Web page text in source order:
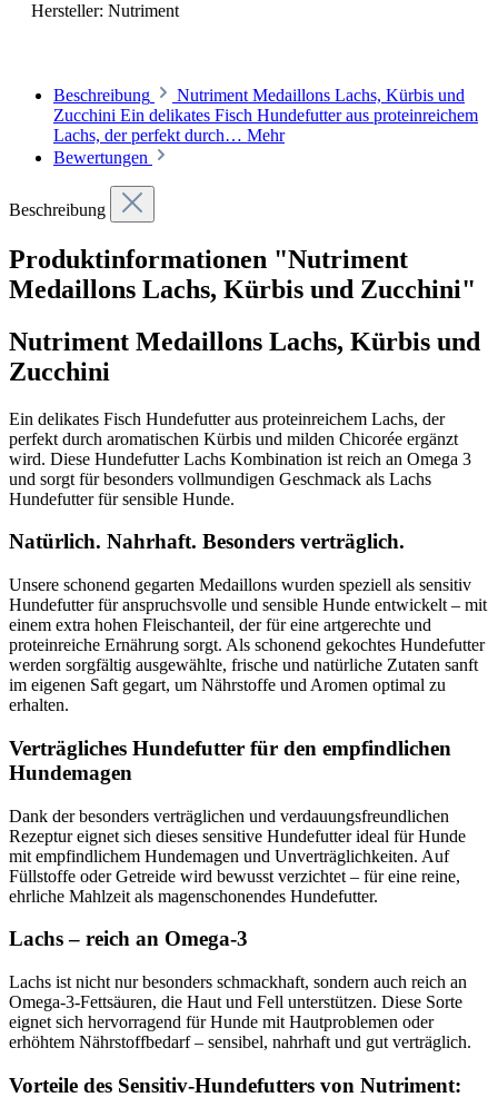
Hersteller: Nutriment
Beschreibung
Nutriment Medaillons Lachs, Kürbis und
Zucchini Ein delikates Fisch Hundefutter aus proteinreichem
Lachs, der perfekt durch… Mehr
Bewertungen
Beschreibung
Produktinformationen "Nutriment
Medaillons Lachs, Kürbis und Zucchini"
Nutriment Medaillons Lachs, Kürbis und
Zucchini
Ein delikates Fisch Hundefutter aus proteinreichem Lachs, der
perfekt durch aromatischen Kürbis und milden Chicorée ergänzt
wird. Diese Hundefutter Lachs Kombination ist reich an Omega 3
und sorgt für besonders vollmundigen Geschmack als Lachs
Hundefutter für sensible Hunde.
Natürlich. Nahrhaft. Besonders verträglich.
Unsere schonend gegarten Medaillons wurden speziell als sensitiv
Hundefutter für anspruchsvolle und sensible Hunde entwickelt – mit
einem extra hohen Fleischanteil, der für eine artgerechte und
proteinreiche Ernährung sorgt. Als schonend gekochtes Hundefutter
werden sorgfältig ausgewählte, frische und natürliche Zutaten sanft
im eigenen Saft gegart, um Nährstoffe und Aromen optimal zu
erhalten.
Verträgliches Hundefutter für den empfindlichen
Hundemagen
Dank der besonders verträglichen und verdauungsfreundlichen
Rezeptur eignet sich dieses sensitive Hundefutter ideal für Hunde
mit empfindlichem Hundemagen und Unverträglichkeiten. Auf
Füllstoffe oder Getreide wird bewusst verzichtet – für eine reine,
ehrliche Mahlzeit als magenschonendes Hundefutter.
Lachs – reich an Omega-3
Lachs ist nicht nur besonders schmackhaft, sondern auch reich an
Omega-3-Fettsäuren, die Haut und Fell unterstützen. Diese Sorte
eignet sich hervorragend für Hunde mit Hautproblemen oder
erhöhtem Nährstoffbedarf – sensibel, nahrhaft und gut verträglich.
Vorteile des Sensitiv-Hundefutters von Nutriment: